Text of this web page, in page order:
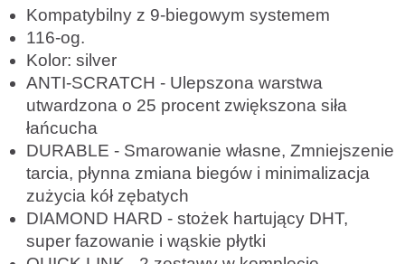
Kompatybilny z 9-biegowym systemem
116-og.
Kolor: silver
ANTI-SCRATCH - Ulepszona warstwa
utwardzona o 25 procent zwiększona siła
łańcucha
DURABLE - Smarowanie własne, Zmniejszenie
tarcia, płynna zmiana biegów i minimalizacja
zużycia kół zębatych
DIAMOND HARD - stożek hartujący DHT,
super fazowanie i wąskie płytki